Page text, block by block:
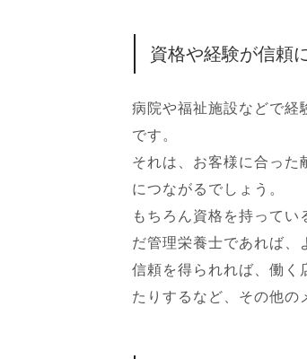
資格や経験が信頼
病院や福祉施設などで経
です。
それは、お客様に合った
につながるでしょう。
もちろん資格を持って
だ管理栄養士であれば、
信頼を得られれば、働く
たりするなど、その他の